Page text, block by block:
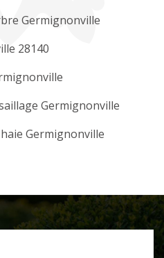
Germignonville
28140
Germignonville
Germignonville